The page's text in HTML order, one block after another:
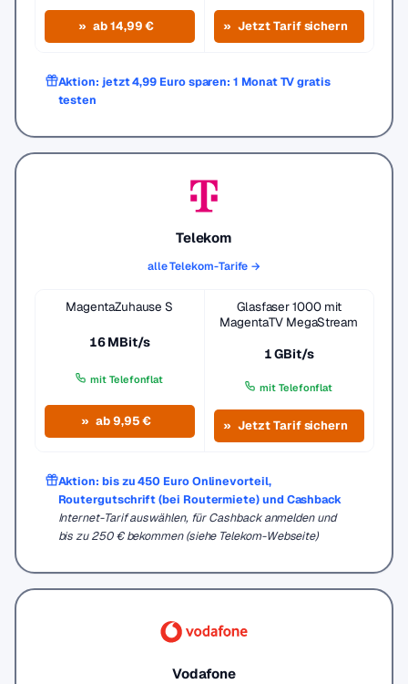
ab 14,99 € Jetzt Tarif sichern
Aktion: jetzt 4,99 Euro sparen: 1 Monat TV gratis
testen
Telekom
alle Telekom-Tarife →
MagentaZuhause S
16 MBit/s
mit Telefonflat
ab 9,95 €
Glasfaser 1000 mit
MagentaTV MegaStream
1 GBit/s
mit Telefonflat
Jetzt Tarif sichern
Aktion: bis zu 450 Euro Onlinevorteil,
Routergutschrift (bei Routermiete) und Cashback
Internet-Tarif auswählen, für Cashback anmelden und
bis zu 250 € bekommen (siehe Telekom-Webseite)
Vodafone